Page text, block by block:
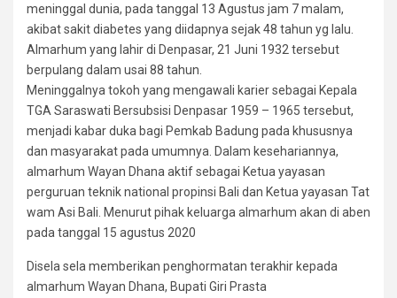
meninggal dunia, pada tanggal 13 Agustus jam 7 malam,
akibat sakit diabetes yang diidapnya sejak 48 tahun yg lalu.
Almarhum yang lahir di Denpasar, 21 Juni 1932 tersebut
berpulang dalam usai 88 tahun.
Meninggalnya tokoh yang mengawali karier sebagai Kepala
TGA Saraswati Bersubsisi Denpasar 1959 – 1965 tersebut,
menjadi kabar duka bagi Pemkab Badung pada khususnya
dan masyarakat pada umumnya. Dalam kesehariannya,
almarhum Wayan Dhana aktif sebagai Ketua yayasan
perguruan teknik national propinsi Bali dan Ketua yayasan Tat
wam Asi Bali. Menurut pihak keluarga almarhum akan di aben
pada tanggal 15 agustus 2020
Disela sela memberikan penghormatan terakhir kepada
almarhum Wayan Dhana, Bupati Giri Prasta